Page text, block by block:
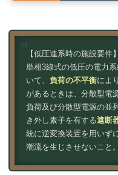
【低圧連系時の施設要件
単相3線式の低圧の電力
いて、 負荷の不平衡によ
があるときは、分散型電
負荷及び分散型電源の並
き外し素子を有する遮断
統に逆変換装置を用いず
潮流を生じさせないこと。